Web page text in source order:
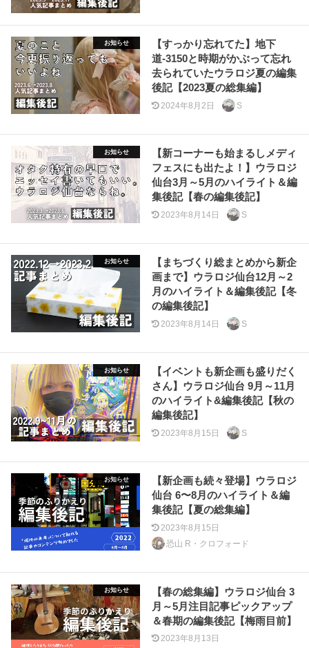
お知らせ
【すっかり忘れてた】地下
道-3150と時期がかぶって忘れ
去られていたウラロジ夏の編集
後記【2023夏の総集編】
2024年8月2日 S
お知らせ
【新コーナーも始まるしメディ
フェスにも出たよ！】ウラロジ
仙台3月～5月のハイライト＆編
集後記【春の編集後記】
2023年8月14日 S
お知らせ
【まちづくり総まとめから新企
画まで】ウラロジ仙台12月～2
月のハイライト＆編集後記【冬
の編集後記】
2023年8月14日 S
お知らせ
【イベントも新企画も盛りだく
さん】ウラロジ仙台 9月～11月
のハイライト&編集後記【秋の
編集後記】
2023年8月15日 S
お知らせ
【新企画も続々登場】ウラロジ
仙台 6〜8月のハイライト＆編
集後記【夏の総集編】
2023年8月15日
恐山 R・クロフォード
お知らせ
【春の総集編】ウラロジ仙台 3
月～5月注目記事ピックアップ
＆春期の編集後記【梅雨目前】
2023年8月13日